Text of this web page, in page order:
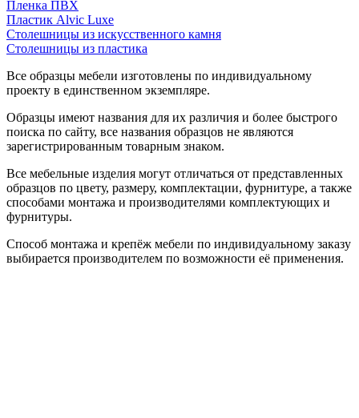
Пленка ПВХ
Пластик Alvic Luxe
Столешницы из искусственного камня
Столешницы из пластика
Все образцы мебели изготовлены по индивидуальному
проекту в единственном экземпляре.
Образцы имеют названия для их различия и более быстрого
поиска по сайту, все названия образцов не являются
зарегистрированным товарным знаком.
Все мебельные изделия могут отличаться от представленных
образцов по цвету, размеру, комплектации, фурнитуре, а также
способами монтажа и производителями комплектующих и
фурнитуры.
Способ монтажа и крепёж мебели по индивидуальному заказу
выбирается производителем по возможности её применения.